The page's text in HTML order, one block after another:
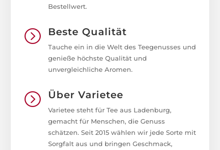
Bestellwert.
= Beste Qualität
Tauche ein in die Welt des Teegenusses und
genieße höchste Qualität und
unvergleichliche Aromen.
= Über Varietee
Varietee steht für Tee aus Ladenburg,
gemacht für Menschen, die Genuss
schätzen. Seit 2015 wählen wir jede Sorte mit
Sorgfalt aus und bringen Geschmack,